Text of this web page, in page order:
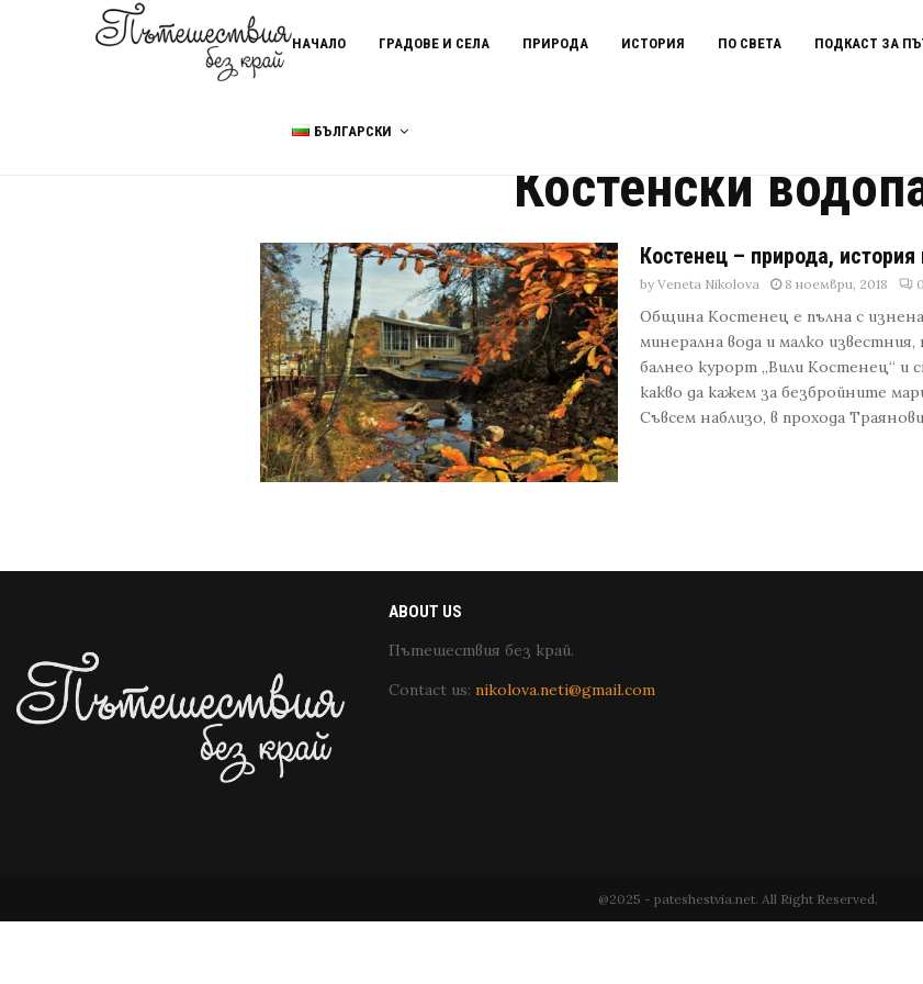
НАЧАЛО ГРАДОВЕ И СЕЛА ПРИРОДА ИСТОРИЯ ПО СВЕТА ПОДКАСТ ЗА
БЪЛГАРСКИ
Home Костенски водопад
Костенски
Костенец – природа,
byVeneta Nikolova 8 ноември, 2018 0
Община Костенец е пълна с
минерална вода и малко
балнео курорт „Вили Костенец“ и
какво да кажем за безбройните
Съвсем наблизо, в прохода
ABOUT US
Пътешествия без край.
Contact us: nikolova.neti@gmail.com
@2025 - pateshestvia.net. All Right Reserved.